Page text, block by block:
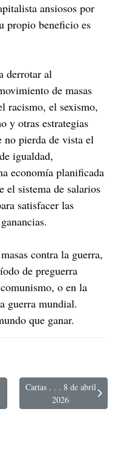
ansiosos por
propio beneficio es
derrotar al
de masas
racismo, el sexismo,
y otras estrategias
no pierda de vista el
igualdad,
economía planificada
el sistema de salarios
satisfacer las
contra la guerra,
de preguerra
o en la
guerra mundial.
que ganar.
capitalista sexista
Artículo siguiente: Cartas
Cartas . . . 8 de abril
2026